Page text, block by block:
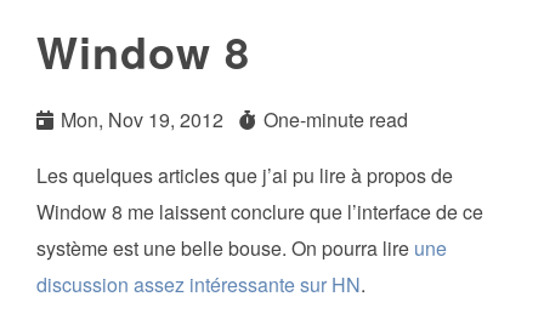
Window 8
Mon, Nov 19, 2012
One-minute read
Les quelques articles que j’ai pu lire à propos de
Window 8 me laissent conclure que l’interface de ce
système est une belle bouse. On pourra lire une
discussion assez intéressante sur HN.